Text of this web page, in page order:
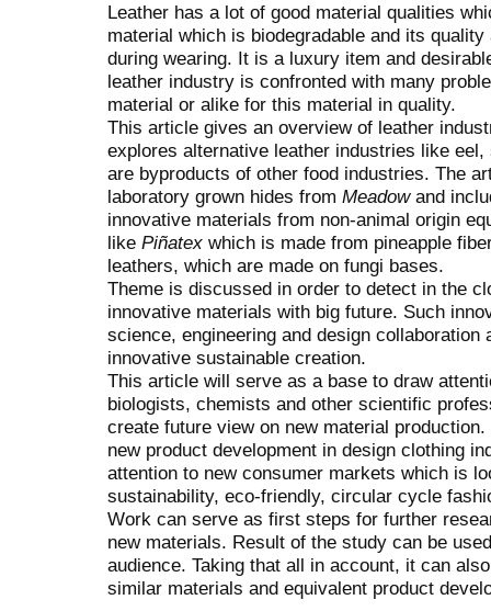
Leather has a lot of good material qualities
material which is biodegradable and its
during wearing. It is a luxury item and
leather industry is confronted with many
material or alike for this material in quality.
This article gives an overview of leather
explores alternative leather industries like
are byproducts of other food industries. The
laboratory grown hides from Meadow and
innovative materials from non-animal origin
like Piñatex which is made from pineapple
leathers, which are made on fungi bases.
Theme is discussed in order to detect in the
innovative materials with big future. Such
science, engineering and design collaboration
innovative sustainable creation.
This article will serve as a base to draw
biologists, chemists and other scientific
create future view on new material
new product development in design clothing
attention to new consumer markets which is
sustainability, eco-friendly, circular cycle
Work can serve as first steps for further
new materials. Result of the study can be
audience. Taking that all in account, it can
similar materials and equivalent product